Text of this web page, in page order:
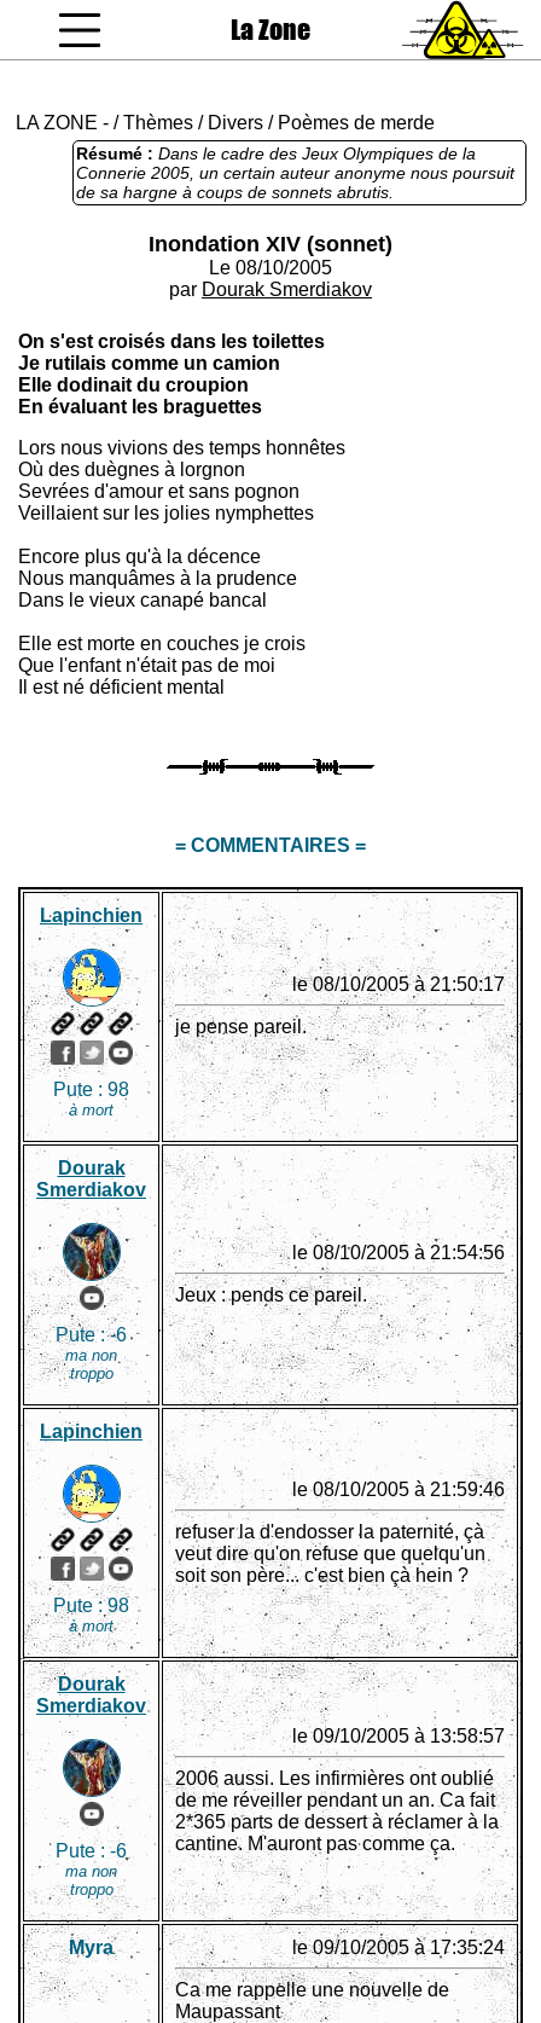
La Zone
LA ZONE - /Thèmes / Divers / Poèmes de merde
Résumé : Dans le cadre des Jeux Olympiques de la
Connerie 2005, un certain auteur anonyme nous poursuit
de sa hargne à coups de sonnets abrutis.
Inondation XIV (sonnet)
Le 08/10/2005
par Dourak Smerdiakov
On s'est croisés dans les toilettes
Je rutilais comme un camion
Elle dodinait du croupion
En évaluant les braguettes
Lors nous vivions des temps honnêtes
Où des duègnes à lorgnon
Sevrées d'amour et sans pognon
Veillaient sur les jolies nymphettes
Encore plus qu'à la décence
Nous manquâmes à la prudence
Dans le vieux canapé bancal
Elle est morte en couches je crois
Que l'enfant n'était pas de moi
Il est né déficient mental
= COMMENTAIRES =
Lapinchien
Pute : 98
à mort
le 08/10/2005 à 21:50:17
je pense pareil.
Dourak
Smerdiakov
Pute :-6
ma non
troppo
le 08/10/2005 à 21:54:56
Jeux : pends ce pareil.
Lapinchien
Pute :98
à mort
le 08/10/2005 à 21:59:46
refuser la d'endosser la paternité, çà
veut dire qu'on refuse que quelqu'un
soit son père... c'est bien çà hein ?
Dourak
Smerdiakov
Pute : -6
ma non
troppo
le 09/10/2005 à 13:58:57
2006 aussi. Les infirmières ont oublié
de me réveiller pendant un an. Ca fait
2*365 parts de dessert à réclamer à la
cantine. M'auront pas comme ça.
Myra le 09/10/2005 à 17:35:24
Ca me rappelle une nouvelle de
Maupassant